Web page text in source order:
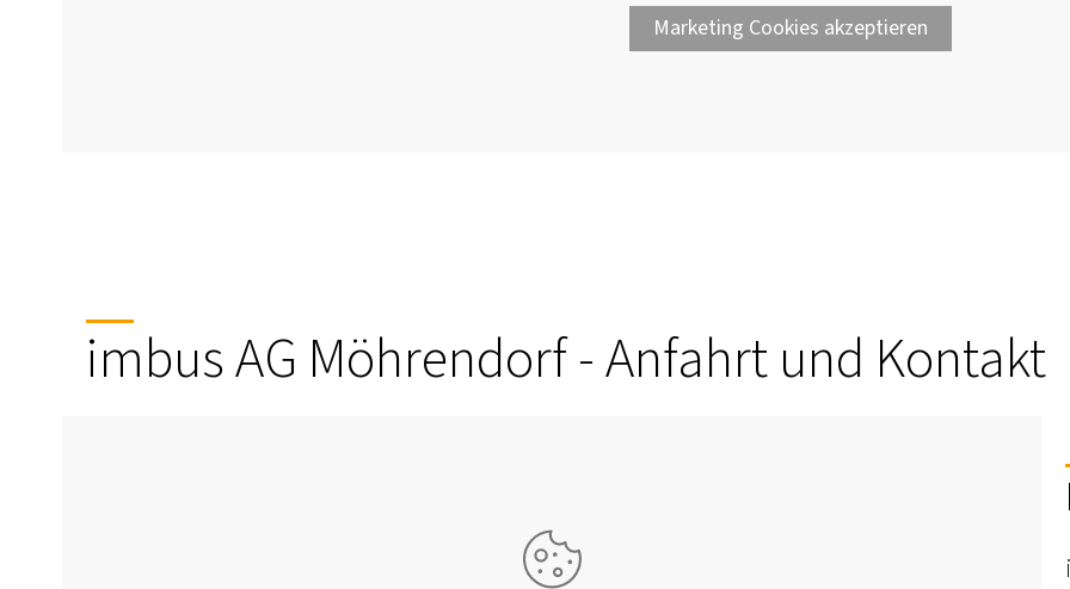
Marketing Cookies akzeptieren
imbus AG Möhrendorf - Anfahrt und Kontakt